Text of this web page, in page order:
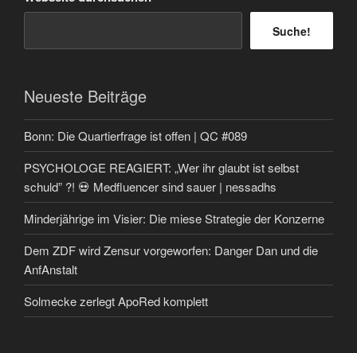
Suche!
Neueste Beiträge
Bonn: Die Quartierfrage ist offen | QC #089
PSYCHOLOGE REAGIERT: „Wer ihr glaubt ist selbst
schuld” ?! 💀 Medfluencer sind sauer | nessadhs
Minderjährige im Visier: Die miese Strategie der Konzerne
Dem ZDF wird Zensur vorgeworfen: Danger Dan und die
AnfAnstalt
Solmecke zerlegt ApoRed komplett